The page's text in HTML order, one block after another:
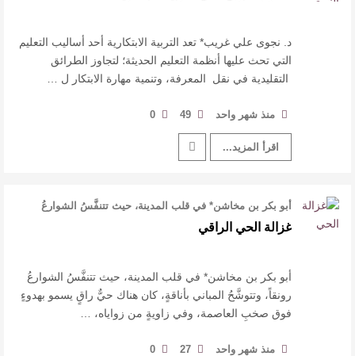
د. نجوى علي غريب* تعد التربية الابتكارية أحد أساليب التعليم
التي تحث عليها أنظمة التعليم الحديثة؛ لتجاوز الطرائق
التقليدية في نقل المعرفة، وتنمية مهارة الابتكار ل …
منذ شهر واحد 49
0
اقرأ المزيد...
أبو بكر بن مخاشن* في قلب المدينة، حيث تتنفَّسُ الشوارعُ
رونقاً، وتتوشَّحُ المبان …
غزالة الحي الراقي
أبو بكر بن مخاشن* في قلب المدينة، حيث تتنفَّسُ الشوارعُ
رونقاً، وتتوشَّحُ المباني بأناقةٍ، كان هناك حيٌّ راقٍ يسمو بهدوءٍ
فوق صخبِ العاصمة، وفي زاويةٍ من زواياه، …
منذ شهر واحد 27
0